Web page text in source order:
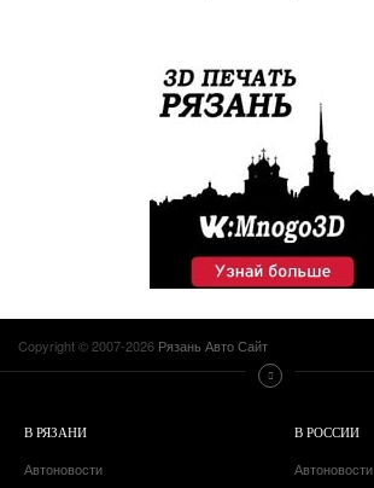
Copyright © 2007-2026 Рязань Авто Сайт
В РЯЗАНИ
Автоновости
В РОССИИ
Автоновости